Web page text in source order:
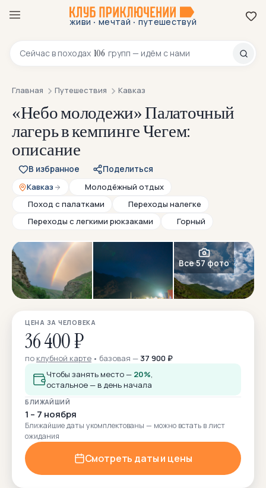
живи · мечтай · путешествуй
Сейчас в походах 106 групп — идём с нами
8 800 200-70-23
Главная Путешествия Кавказ
«Небо молодежи» Палаточный
лагерь в кемпинге Чегем:
описание
В избранное
Поделиться
Кавказ
Молодёжный отдых
Поход с палатками
Переходы налегке
Переходы с легкими рюкзаками
Горный
Все 57 фото
ЦЕНА ЗА ЧЕЛОВЕКА
36 400 ₽
по клубной карте базовая — 37 900 ₽
Чтобы занять место — 20%,
остальное — в день начала
БЛИЖАЙШИЙ
1 – 7 ноября
Ближайшие даты укомплектованы — можно встать в лист
ожидания
Смотреть даты и цены